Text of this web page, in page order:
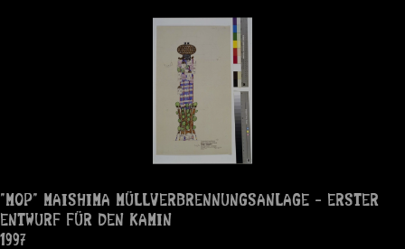
"MOP" MAISHIMA MÜLLVERBRENNUNGSANLAGE - ERSTER
ENTWURF FÜR DEN KAMIN
1997